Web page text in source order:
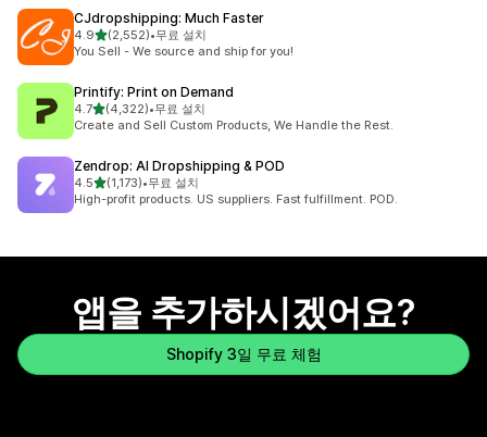
CJdropshipping: Much Faster
4.9별 5개 중
(2,552)
총 리뷰 2552개
•무료 설치
You Sell - We source and ship for you!
Printify: Print on Demand
4.7별 5개 중
(4,322)
총 리뷰 4322개
•무료 설치
Create and Sell Custom Products, We Handle the Rest.
Zendrop: AI Dropshipping & POD
4.5별 5개 중
(1,173)
총 리뷰 1173개
•무료 설치
High-profit products. US suppliers. Fast fulfillment. POD.
앱을 추가하시겠어요?
Shopify 3일 무료 체험